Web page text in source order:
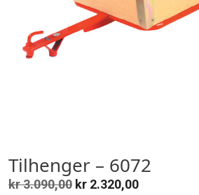
Tilhenger – 6072
kr3.090,00 Opprinnelig
kr 2.320,00Nåværende